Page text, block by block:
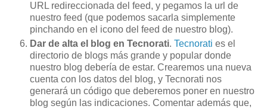
URL redireccionada del feed, y pegamos la url de
nuestro feed (que podemos sacarla simplemente
pinchando en el icono del feed de nuestro blog).
Dar de alta el blog en Tecnorati. Tecnorati es el
directorio de blogs más grande y popular donde
nuestro blog debería de estar. Crearemos una nueva
cuenta con los datos del blog, y Tecnorati nos
generará un código que deberemos poner en nuestro
blog según las indicaciones. Comentar además que,